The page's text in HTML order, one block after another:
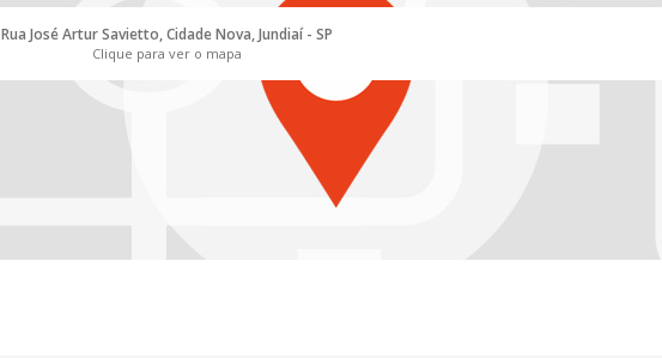
Rua José Artur Savietto, Cidade Nova, Jundiaí - SP
Clique para ver o mapa